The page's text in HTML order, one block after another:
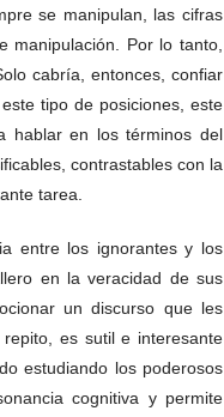
se manipulan, las cifras
manipulación. Por lo tanto,
cabría, entonces, confiar
tipo de posiciones, este
hablar en los términos del
contrastables con la
tarea.
entre los ignorantes y los
en la veracidad de sus
un discurso que les
es sutil e interesante
estudiando los poderosos
cognitiva y permite